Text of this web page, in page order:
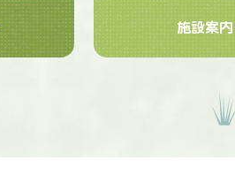
施設案内